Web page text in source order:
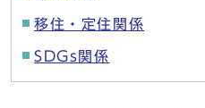
移住・定住関係
SDGs関係